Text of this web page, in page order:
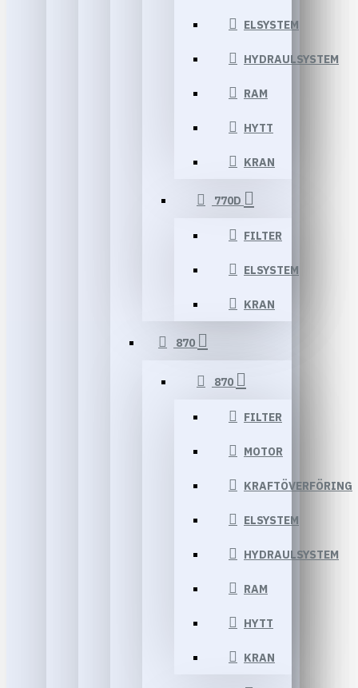
ELSYSTEM
HYDRAULSYSTEM
RAM
HYTT
KRAN
770D
FILTER
ELSYSTEM
KRAN
870
870
FILTER
MOTOR
KRAFTÖVERFÖRING
ELSYSTEM
HYDRAULSYSTEM
RAM
HYTT
KRAN